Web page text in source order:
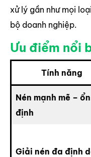
xử lý gần như mọi
bộ doanh nghiệp.
Ưu điểm nổi
Tính năng
Nén mạnh mẽ – ổn
định
Giải nén đa định